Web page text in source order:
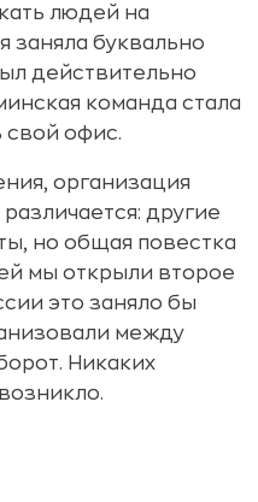
людей на
заняла буквально
действительно
команда стала
свой офис.
организация
другие
но общая повестка
мы открыли второе
это заняло бы
между
Никаких